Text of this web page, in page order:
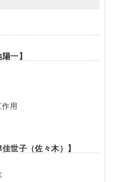
一】
用
世子（佐々木）】